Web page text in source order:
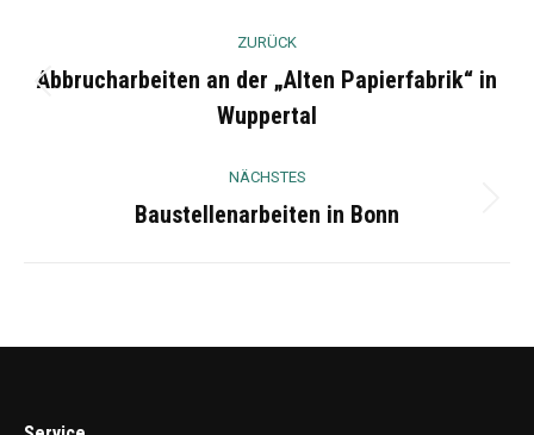
navigation
ZURÜCK
Previous
project:
Abbrucharbeiten an der „Alten Papierfabrik“ in
Wuppertal
NÄCHSTES
Next
Baustellenarbeiten in Bonn